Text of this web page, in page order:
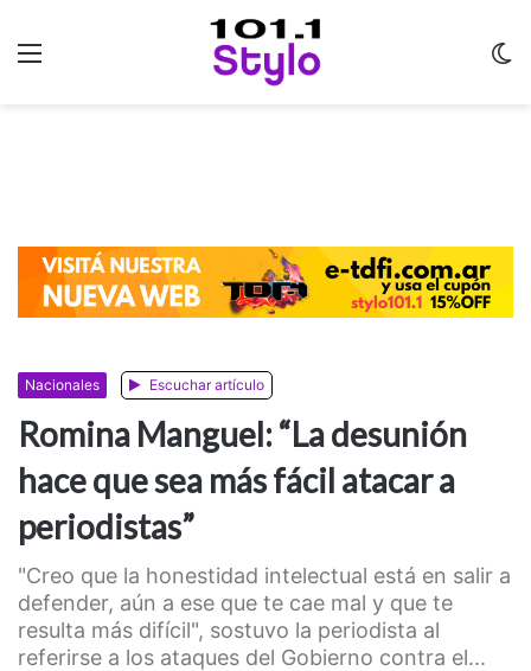
Nacionales Escuchar artículo
Romina Manguel: “La desunión
hace que sea más fácil atacar a
periodistas”
"Creo que la honestidad intelectual está en salir a
defender, aún a ese que te cae mal y que te
resulta más difícil", sostuvo la periodista al
referirse a los ataques del Gobierno contra el...